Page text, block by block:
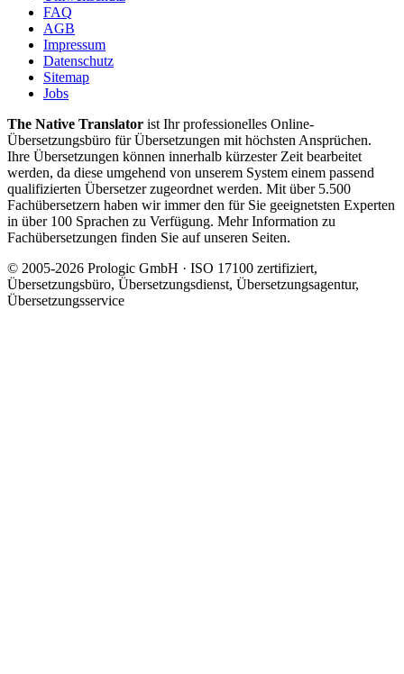
FAQ
AGB
Impressum
Datenschutz
Sitemap
Jobs
The Native Translator ist Ihr professionelles Online-
Übersetzungsbüro für Übersetzungen mit höchsten Ansprüchen.
Ihre Übersetzungen können innerhalb kürzester Zeit bearbeitet
werden, da diese umgehend von unserem System einem passend
qualifizierten Übersetzer zugeordnet werden. Mit über 5.500
Fachübersetzern haben wir immer den für Sie geeignetsten Experten
in über 100 Sprachen zu Verfügung. Mehr Information zu
Fachübersetzungen finden Sie auf unseren Seiten.
© 2005-2026 Prologic GmbH · ISO 17100 zertifiziert,
Übersetzungsbüro, Übersetzungsdienst, Übersetzungsagentur,
Übersetzungsservice